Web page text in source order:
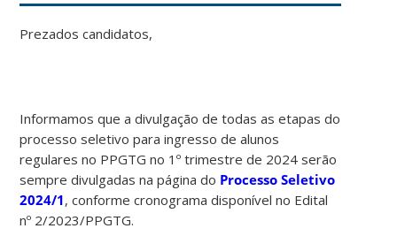
Prezados candidatos,
Informamos que a divulgação de todas as etapas do
processo seletivo para ingresso de alunos
regulares no PPGTG no 1º trimestre de 2024 serão
sempre divulgadas na página do Processo Seletivo
2024/1, conforme cronograma disponível no Edital
nº 2/2023/PPGTG.